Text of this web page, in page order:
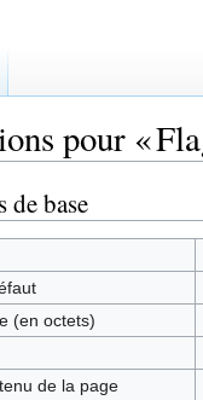
pour «
base
(en octets)
de la page